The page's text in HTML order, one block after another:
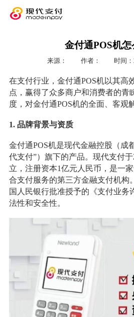
金付通POS机怎
来源： 作者： 时间
在支付行业，金付通POS机以其高
点，赢得了众多商户和消费者的青
度，对金付通POS机的全面、客观
1. 品牌背景与资质
金付通POS机是现代金融控股（成
代支付”）旗下的产品。现代支付
立，注册资本1亿元人民币，是一
合支付服务的第三方金融支付机构
国人民银行批准授予的《支付业务
法性和安全性。